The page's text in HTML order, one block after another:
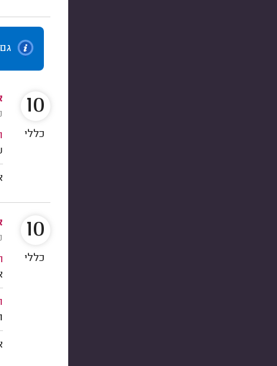
10
כללי
10
כללי